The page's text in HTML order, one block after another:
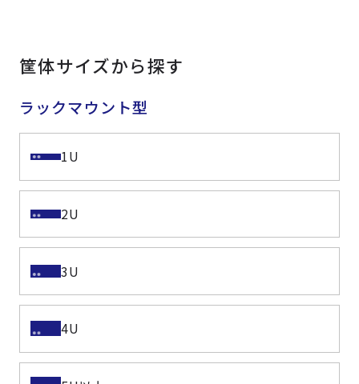
筐体サイズから探す
ラックマウント型
1U
2U
3U
4U